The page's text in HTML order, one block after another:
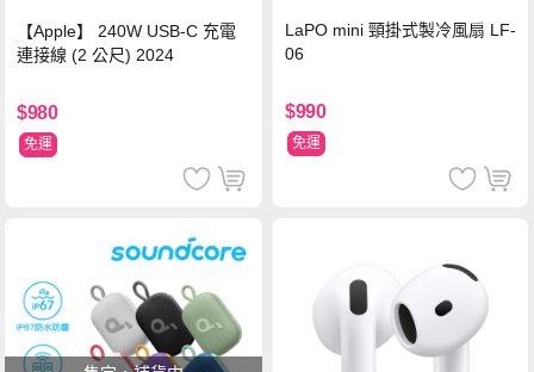
【Apple】 240W USB-C 充電
連接線 (2 公尺) 2024
$980
免運
LaPO mini 頸掛式製冷風扇 LF-
06
$990
免運